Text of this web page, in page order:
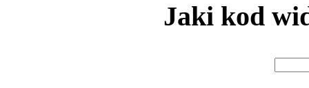
Jaki kod